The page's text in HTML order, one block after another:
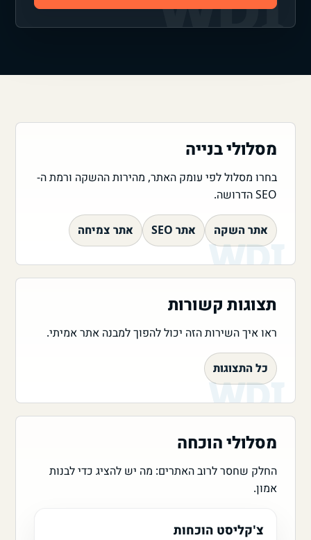
מסלולי בנייה
בחרו מסלול לפי עומק האתר, מהירות ההשקה ורמת ה-
SEO הדרושה.
אתר השקה אתר SEO אתר צמיחה
תצוגות קשורות
ראו איך השירות הזה יכול להפוך למבנה אתר אמיתי.
כל התצוגות
מסלולי הוכחה
החלק שחסר לרוב האתרים: מה יש להציג כדי לבנות
אמון.
צ'קליסט הוכחות